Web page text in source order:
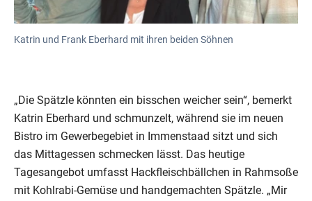
Katrin und Frank Eberhard mit ihren beiden Söhnen
„Die Spätzle könnten ein bisschen weicher sein“, bemerkt
Katrin Eberhard und schmunzelt, während sie im neuen
Bistro im Gewerbegebiet in Immenstaad sitzt und sich
das Mittagessen schmecken lässt. Das heutige
Tagesangebot umfasst Hackfleischbällchen in Rahmsoße
mit Kohlrabi-Gemüse und handgemachten Spätzle. „Mir